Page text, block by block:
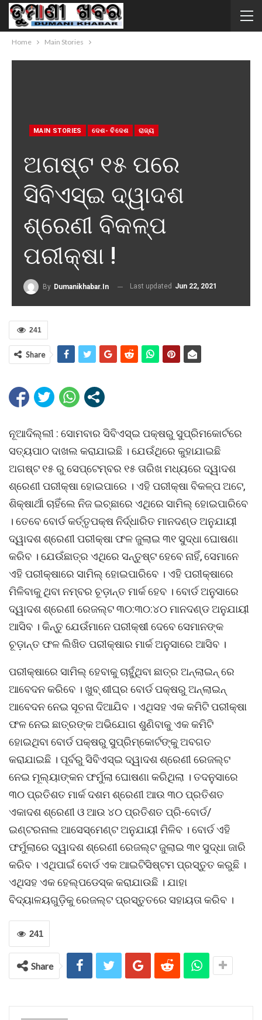
Home Main Stories
MAIN STORIES ଦେଶ- ବିଦେଶ ରାଜ୍ୟ
ଅଗଷ୍ଟ ୧୫ ପରେ
ସିବିଏସ୍ଇ ଦ୍ୱାଦଶ
ଶ୍ରେଣୀ ବିକଳ୍ପ
ପରୀକ୍ଷା !
By Dumanikhabar.in Last updated Jun 22, 2021
241
Share
ନୂଆଦିଲ୍ଲୀ : ସୋମବାର ସିବିଏସ୍ଇ ପକ୍ଷରୁ ସୁପ୍ରିମକୋର୍ଟରେ
ସତ୍ୟପାଠ ଦାଖଲ କରାଯାଇଛି । ଯେଉଁଥିରେ କୁହାଯାଇଛି
ଅଗଷ୍ଟ ୧୫ ରୁ ସେପ୍ଟେମ୍ବର ୧୫ ତାରିଖ ମଧ୍ୟରେ ଦ୍ୱାଦଶ
ଶ୍ରେଣୀ ପରୀକ୍ଷା ହୋଇପାରେ । ଏହି ପରୀକ୍ଷା ବିକଳ୍ପ ଅଟେ,
ଶିକ୍ଷାର୍ଥୀ ଚାହିଁଲେ ନିଜ ଇଚ୍ଛାରେ ଏଥିରେ ସାମିଲ୍ ହୋଇପାରିବେ
। ତେବେ ବୋର୍ଡ କର୍ତ୍ତୃପକ୍ଷ ନିର୍ଦ୍ଧାରିତ ମାନଦଣ୍ଡ ଅନୁଯାୟୀ
ଦ୍ୱାଦଶ ଶ୍ରେଣୀ ପରୀକ୍ଷା ଫଳ ଜୁଲାଇ ୩୧ ସୁଦ୍ଧା ଘୋଷଣା
କରିବ । ଯେଉଁଛାତ୍ର ଏଥିରେ ସନ୍ତୁଷ୍ଟ ହେବେ ନାହିଁ, ସେମାନେ
ଏହି ପରୀକ୍ଷାରେ ସାମିଲ୍ ହୋଇପାରିବେ । ଏହି ପରୀକ୍ଷାରେ
ମିଳିବାକୁ ଥିବା ନମ୍ବର ଚୂଡ଼ାନ୍ତ ମାର୍କ ହେବ । ବୋର୍ଡ ଅନୁସାରେ
ଦ୍ୱାଦଶ ଶ୍ରେଣୀ ରେଜଲ୍ଟ ୩୦:୩୦:୪୦ ମାନଦଣ୍ଡ ଅନୁଯାୟୀ
ଆସିବ । କିନ୍ତୁ ଯେଉଁମାନେ ପରୀକ୍ଷୀ ଦେବେ ସେମାନଙ୍କ
ଚୂଡ଼ାନ୍ତ ଫଳ ଲିଖିତ ପରୀକ୍ଷାର ମାର୍କ ଅନୁସାରେ ଆସିବ ।
ପରୀକ୍ଷାରେ ସାମିଲ୍ ହେବାକୁ ଚାହୁଁଥିବା ଛାତ୍ର ଅନ୍ଲାଇନ୍ ରେ
ଆବେଦନ କରିବେ । ଖୁବ୍ ଶୀଘ୍ର ବୋର୍ଡ ପକ୍ଷରୁ ଅନ୍ଲାଇନ୍
ଆବେଦନ ନେଇ ସୂଚନା ଦିଆଯିବ । ଏଥିସହ ଏକ କମିଟି ପରୀକ୍ଷା
ଫଳ ନେଇ ଛାତ୍ରଙ୍କ ଅଭିଯୋଗ ଶୁଣିବାକୁ ଏକ କମିଟି
ହୋଇଥିବା ବୋର୍ଡ ପକ୍ଷରୁ ସୁପ୍ରିମ୍କୋର୍ଟଙ୍କୁ ଅବଗତ
କରାଯାଇଛି । ପୂର୍ବରୁ ସିବିଏସ୍ଇ ଦ୍ୱାଦଶ ଶ୍ରେଣୀ ରେଜଲ୍ଟ
ନେଇ ମୂଲ୍ୟାଙ୍କନ ଫର୍ମୁଲା ଘୋଷଣା କରିଥିଲା । ତଦନୁସାରେ
୩୦ ପ୍ରତିଶତ ମାର୍କ ଦଶମ ଶ୍ରେଣୀ ଆଉ ୩୦ ପ୍ରତିଶତ
ଏକାଦଶ ଶ୍ରେଣୀ ଓ ଆଉ ୪୦ ପ୍ରତିଶତ ପ୍ରି-ବୋର୍ଡ/
ଇଣ୍ଟରନାଲ ଆସେସ୍ମେଣ୍ଟ ଅନୁଯାୟୀ ମିଳିବ । ବୋର୍ଡ ଏହି
ଫର୍ମୁଲାରେ ଦ୍ୱାଦଶ ଶ୍ରେଣୀ ରେଜଲ୍ଟ ଜୁଲାଇ ୩୧ ସୁଦ୍ଧା ଜାରି
କରିବ । ଏଥିପାଇଁ ବୋର୍ଡ ଏକ ଆଇଟିସିଷ୍ଟମ ପ୍ରସ୍ତୁତ କରୁଛି ।
ଏଥିସହ ଏକ ହେଲ୍ପଡେସ୍କ କରାଯାଉଛି । ଯାହା
ବିଦ୍ୟାଳୟଗୁଡ଼ିକୁ ରେଜଲ୍ଟ ପ୍ରସ୍ତୁତରେ ସହାୟତା କରିବ ।
241
Share